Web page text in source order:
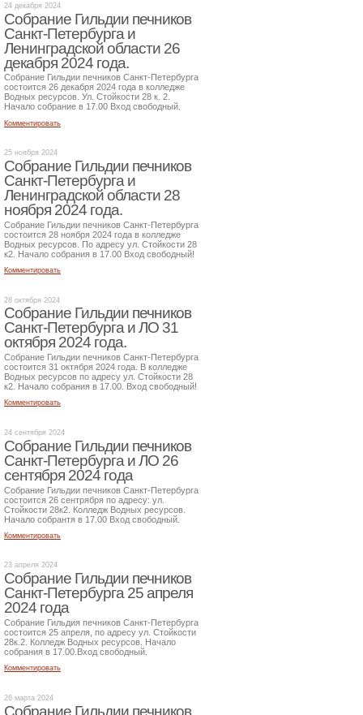
24 декабря 2024
Собрание Гильдии печников
Санкт-Петербурга и
Ленинградской области 26
декабря 2024 года.
Собрание Гильдии печников Санкт-Петербурга
состоится 26 декабря 2024 года в колледже
Водных ресурсов. Ул. Стойкости 28 к. 2.
Начало собрание в 17.00 Вход свободный.
Комментировать
25 ноября 2024
Собрание Гильдии печников
Санкт-Петербурга и
Ленинградской области 28
ноября 2024 года.
Собрание Гильдии печников Санкт-Петербурга
состоится 28 ноября 2024 года в колледже
Водных ресурсов. По адресу ул. Стойкости 28
к2. Начало собрания в 17.00 Вход свободный!
Комментировать
28 октября 2024
Собрание Гильдии печников
Санкт-Петербурга и ЛО 31
октября 2024 года.
Собрание Гильдии печников Санкт-Петербурга
состоится 31 октября 2024 года. В колледже
Водных ресурсов по адресу ул. Стойкости 28
к2. Начало собрания в 17.00. Вход свободный!
Комментировать
24 сентября 2024
Собрание Гильдии печников
Санкт-Петербурга и ЛО 26
сентября 2024 года
Собрание Гильдии печников Санкт-Петербурга
состоится 26 сентрября по адресу: ул.
Стойкости 28к2. Колледж Водных ресурсов.
Начало собрантя в 17.00 Вход свободный.
Комментировать
23 апреля 2024
Собрание Гильдии печников
Санкт-Петербурга 25 апреля
2024 года
Собрание Гильдия печников Санкт-Петербурга
состоится 25 апреля, по адресу ул. Стойкости
28к.2. Колледж Водных ресурсов. Начало
собрания в 17.00.Вход свободный.
Комментировать
26 марта 2024
Собрание Гильдии печников